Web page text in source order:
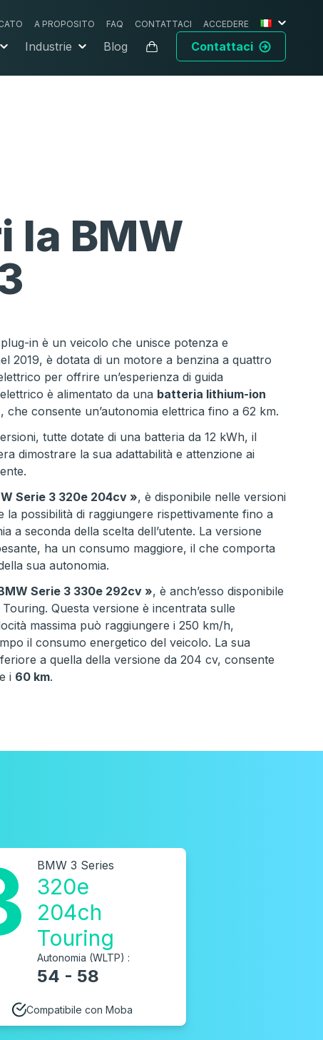
A PROPOSITO FAQ CONTATTACI ACCEDERE
Industrie Blog Contattaci
la BMW
in è un veicolo che unisce potenza e
2019, è dotata di un motore a benzina a quattro
per offrire un’esperienza di guida
è alimentato da una batteria lithium-ion
, che consente un’autonomia elettrica fino a 62 km.
tutte dotate di una batteria da 12 kWh, il
dimostrare la sua adattabilità e attenzione ai
Serie 3 320e 204cv », è disponibile nelle versioni
la possibilità di raggiungere rispettivamente fino a
a seconda della scelta dell’utente. La versione
ha un consumo maggiore, il che comporta
sua autonomia.
Serie 3 330e 292cv », è anch’esso disponibile
Questa versione è incentrata sulle
massima può raggiungere i 250 km/h,
il consumo energetico del veicolo. La sua
a quella della versione da 204 cv, consente
i 60 km.
BMW 3 Series
320e
204ch
Touring
Autonomia (WLTP) :
54 - 58
Compatibile con Moba